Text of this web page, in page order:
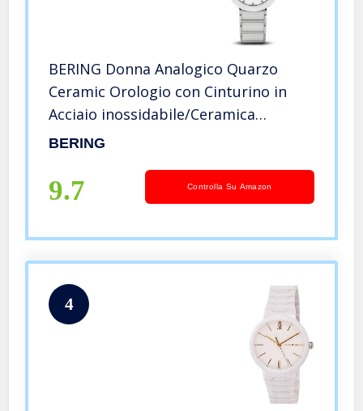
BERING Donna Analogico Quarzo
Ceramic Orologio con Cinturino in
Acciaio inossidabile/Ceramica
Cinturino e Vetro zaffiro 11435-754
BERING
9.7 Controlla Su Amazon
4